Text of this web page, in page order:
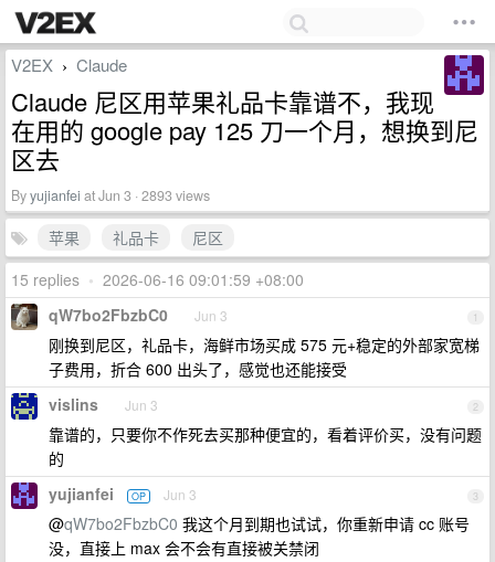
V2EX › Claude
Claude 尼区用苹果礼品卡靠谱不，我现
在用的 google pay 125 刀一个月，想换到尼
区去
Byyujianfei at Jun 3 · 2893 views
苹果 礼品卡
尼区
15 replies • 2026-06-16 09:01:59 +08:00
1
qW7bo2FbzbC0 Jun 3
刚换到尼区，礼品卡，海鲜市场买成 575 元+稳定的外部家宽梯
子费用，折合 600 出头了，感觉也还能接受
2
vislins Jun 3
靠谱的，只要你不作死去买那种便宜的，看着评价买，没有问题
的
3
yujianfei OP Jun 3
@qW7bo2FbzbC0 我这个月到期也试试，你重新申请 cc 账号
没，直接上 max 会不会有直接被关禁闭